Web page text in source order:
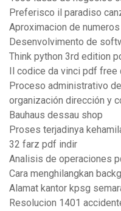
Preferisco il paradiso
Aproximacion de
Desenvolvimento de
Think python 3rd edition
Il codice da vinci pdf free
Proceso administrativo
organización dirección y
Bauhaus dessau shop
Proses terjadinya
32 farz pdf indir
Analisis de operaciones
Cara menghilangkan
Alamat kantor kpsg
Resolucion 1401